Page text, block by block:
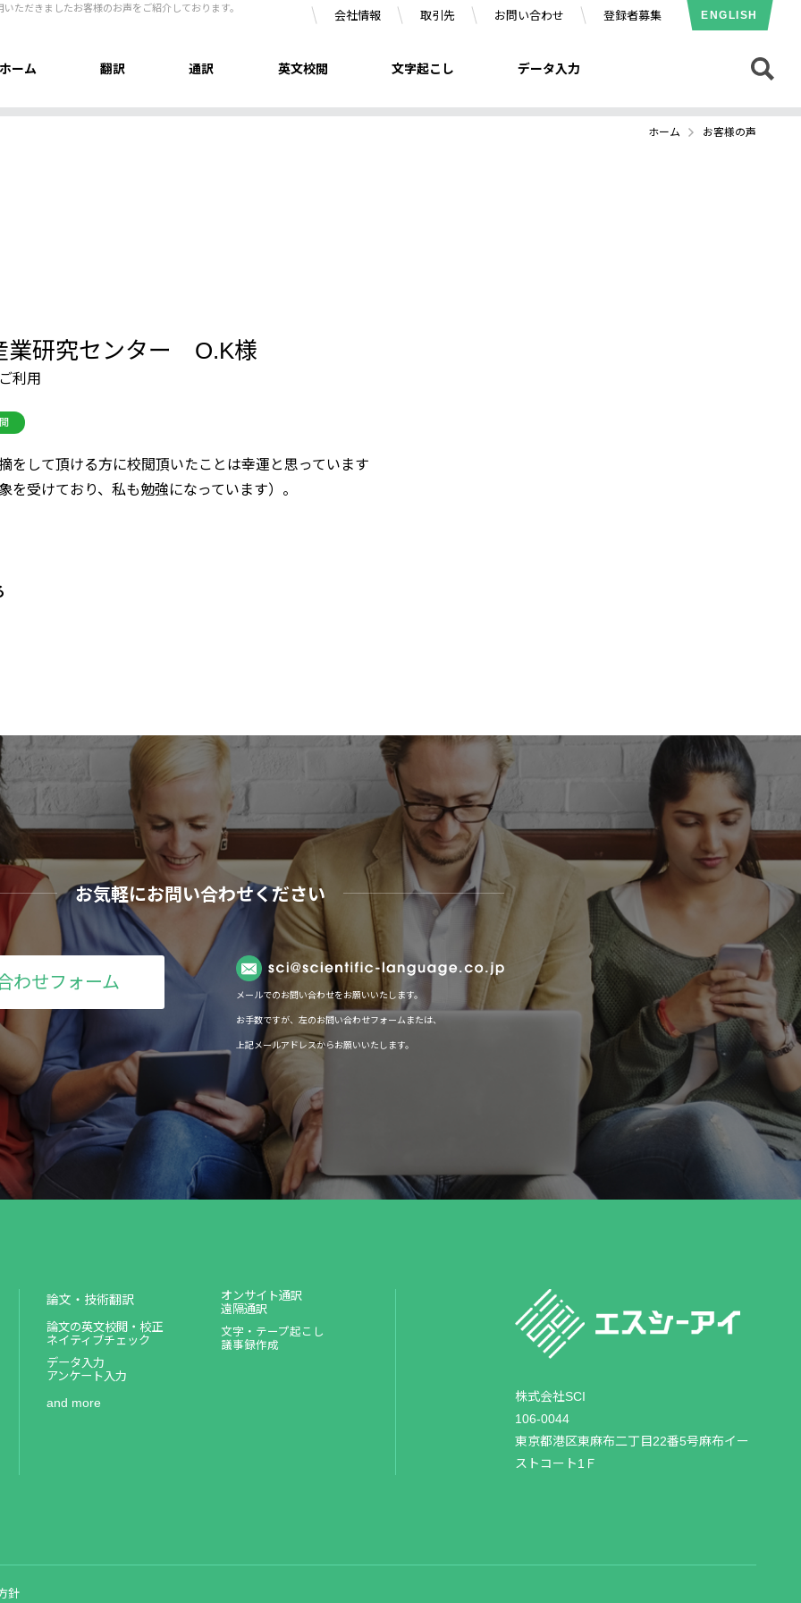
ただきましたお客様のお声をご紹介しております。
会社情報 取引先 お問い合わせ 登録者募集 ENGLISH
ホーム 翻訳 通訳 英文校閲 文字起こし データ入力
ホーム お客様の声
業研究センター O.K様
利用
をして頂ける方に校閲頂いたことは幸運と思っています
を受けており、私も勉強になっています）。
お気軽にお問い合わせください
わせフォーム
メールでのお問い合わせをお願いいたします。
お手数ですが、左のお問い合わせフォームまたは、
上記メールアドレスからお願いいたします。
論文・技術翻訳
論文の英文校閲・校正
ネイティブチェック
データ入力
アンケート入力
and more
オンサイト通訳
遠隔通訳
文字・テープ起こし
議事録作成
株式会社SCI
106-0044
東京都港区東麻布二丁目22番5号麻布イー
ストコート1Ｆ
針